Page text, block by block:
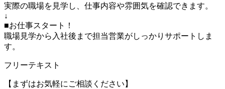
実際の職場を見学し、仕事内容や雰囲気を確認できます。
↓
■お仕事スタート！
職場見学から入社後まで担当営業がしっかりサポートしま
す。
フリーテキスト
【まずはお気軽にご相談ください】